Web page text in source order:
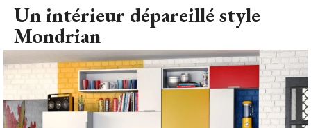
Un intérieur dépareillé style
Mondrian